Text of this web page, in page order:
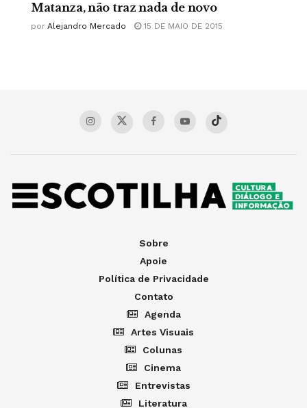
Matanza, não traz nada de novo
por Alejandro Mercado 15 DE MAIO DE 2015
Sobre
Apoie
Política de Privacidade
Contato
Agenda
Artes Visuais
Colunas
Cinema
Entrevistas
Literatura